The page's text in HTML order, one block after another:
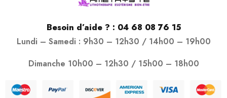
Besoin d’aide ? : 04 68 08 76 15
Lundi – Samedi : 9h30 – 12h30 / 14h00 – 19h00
Dimanche 10h00 – 12h30 / 15h00 – 18h00